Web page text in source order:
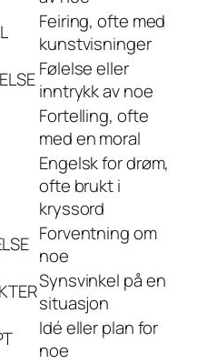
Feiring, ofte med
kunstvisninger
Følelse eller
inntrykk av noe
Fortelling, ofte
med en moral
Engelsk for drøm,
ofte brukt i
kryssord
Forventning om
noe
Synsvinkel på en
situasjon
Idé eller plan for
noe